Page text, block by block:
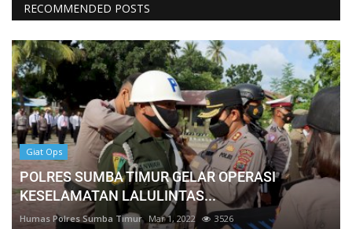
RECOMMENDED POSTS
Giat Ops
POLRES SUMBA TIMUR GELAR OPERASI
KESELAMATAN LALULINTAS...
Humas Polres Sumba Timur Mar 1, 2022 3526